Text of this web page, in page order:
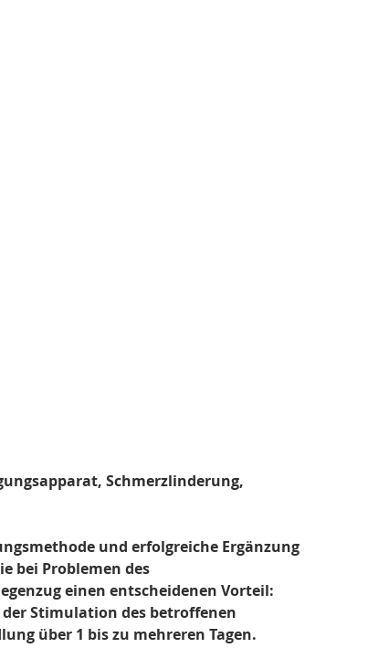
Schmerzlinderung,
und erfolgreiche Ergänzung
bei Problemen des
einen entscheidenen Vorteil:
Stimulation des betroffenen
über 1 bis zu mehreren Tagen.